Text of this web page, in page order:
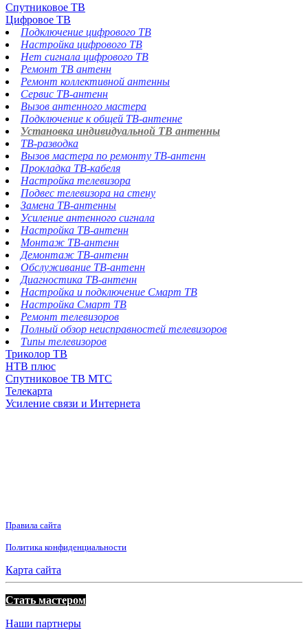
Спутниковое ТВ
Цифровое ТВ
Подключение цифрового ТВ
Настройка цифрового ТВ
Нет сигнала цифрового ТВ
Ремонт ТВ антенн
Ремонт коллективной антенны
Сервис ТВ-антенн
Вызов антенного мастера
Подключение к общей ТВ-антенне
Установка индивидуальной ТВ антенны
ТВ-разводка
Вызов мастера по ремонту ТВ-антенн
Прокладка ТВ-кабеля
Настройка телевизора
Подвес телевизора на стену
Замена ТВ-антенны
Усиление антенного сигнала
Настройка ТВ-антенн
Монтаж ТВ-антенн
Демонтаж ТВ-антенн
Обслуживание ТВ-антенн
Диагностика ТВ-антенн
Настройка и подключение Смарт ТВ
Настройка Смарт ТВ
Ремонт телевизоров
Полный обзор неисправностей телевизоров
Типы телевизоров
Триколор ТВ
НТВ плюс
Спутниковое ТВ МТС
Телекарта
Усиление связи и Интернета
Правила сайта
Политика конфиденциальности
Карта сайта
Стать мастером
Наши партнеры